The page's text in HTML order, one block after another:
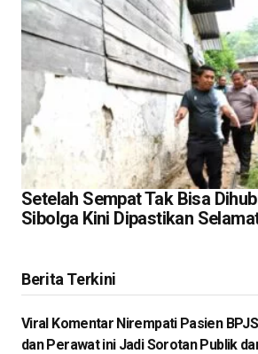
Setelah Sempat Tak Bisa
Sibolga Kini Dipastikan
Berita Terkini
Viral Komentar Nirempati Pasien
dan Perawat ini Jadi Sorotan Publik